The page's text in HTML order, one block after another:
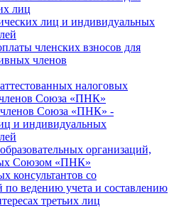
лиц
лиц и индивидуальных
членских взносов для
членов
налоговых
членов Союза «ПНК»
Союза «ПНК» -
и индивидуальных
организаций,
Союзом «ПНК»
консультантов со
по ведению учета и составлению
третьих лиц